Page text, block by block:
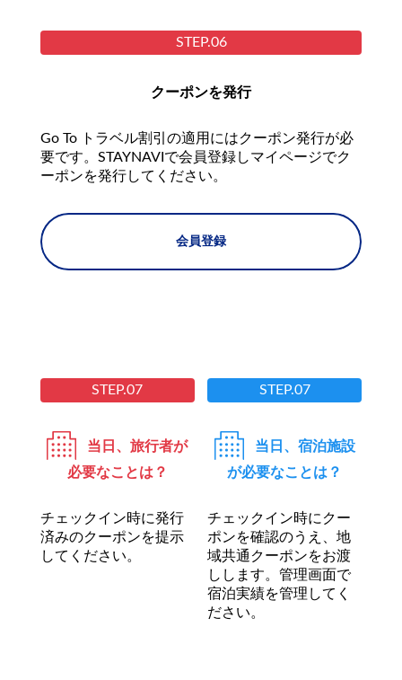
STEP.06
クーポンを発行
Go To トラベル割引の適用にはクーポン発行が必
要です。STAYNAVIで会員登録しマイページでク
ーポンを発行してください。
会員登録
STEP.07
当日、旅行者が
必要なことは？
チェックイン時に発行
済みのクーポンを提示
してください。
STEP.07
当日、宿泊施設
が必要なことは？
チェックイン時にクー
ポンを確認のうえ、地
域共通クーポンをお渡
しします。管理画面で
宿泊実績を管理してく
ださい。